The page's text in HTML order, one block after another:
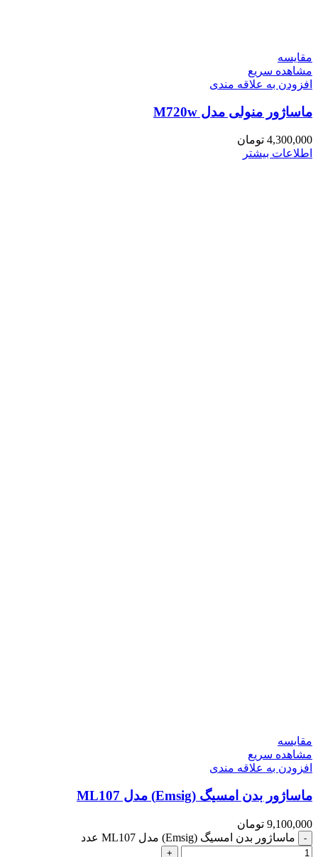
مقایسه
مشاهده سریع
افزودن به علاقه مندی
ماساژور منولی مدل M720w
4,300,000 تومان
اطلاعات بیشتر
مقایسه
مشاهده سریع
افزودن به علاقه مندی
ماساژور بدن امسیگ (Emsig) مدل ML107
9,100,000 تومان
ماساژور بدن امسیگ (Emsig) مدل ML107 عدد